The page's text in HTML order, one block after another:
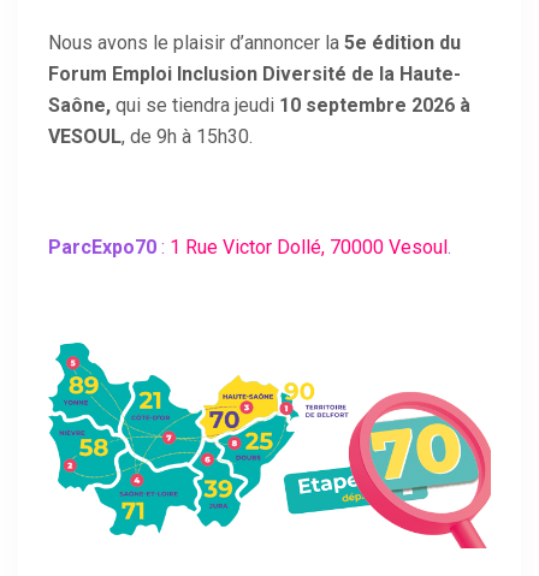
Nous avons le plaisir d’annoncer la 5e édition du
Forum Emploi Inclusion Diversité de la Haute-
Saône, qui se tiendra jeudi 10 septembre 2026 à
VESOUL, de 9h à 15h30.
ParcExpo70 : 1 Rue Victor Dollé, 70000 Vesoul.